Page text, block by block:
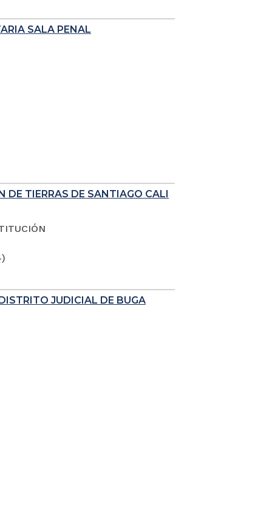
SALA PENAL
DE TIERRAS DE SANTIAGO CALI
JUDICIAL DE BUGA